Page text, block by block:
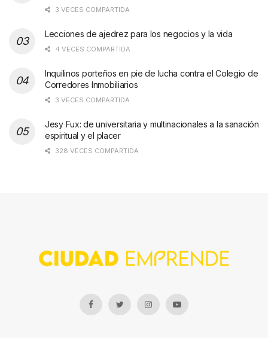
3 VECES COMPARTIDA
Lecciones de ajedrez para los negocios y la vida
4 VECES COMPARTIDA
Inquilinos porteños en pie de lucha contra el Colegio de
Corredores Inmobiliarios
3 VECES COMPARTIDA
Jesy Fux: de universitaria y multinacionales a la sanación
espiritual y el placer
328 VECES COMPARTIDA